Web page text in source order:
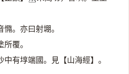
。亦曰射堋。
覆。
有埻端國。見【山海經】。